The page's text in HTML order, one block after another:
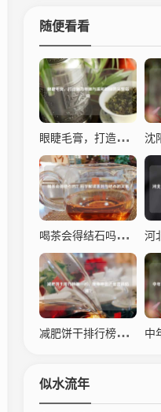
随便看看
眼睫毛膏，打造魅力电眼与温和卸除的完整指南
喝茶会得结石吗？科学解读茶叶与结石的关系
减肥饼干排行榜之一名，瘦身神器还是营销陷阱？
似水流年